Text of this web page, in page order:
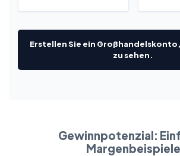
Erstellen Sie ein Großhandelskonto,
zu sehen.
Gewinnpotenzial:
Margenbeispiele